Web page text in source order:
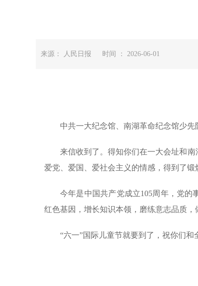
来源： 人民日报 时间 ： 2026-06-01
中共一大纪念馆、南湖革命纪念馆少先
来信收到了。得知你们在一大会址和
爱党、爱国、爱社会主义的情感，得到了锻
今年是中国共产党成立105周年，党的
红色基因，增长知识本领，磨练意志品质
“六一”国际儿童节就要到了，祝你们和